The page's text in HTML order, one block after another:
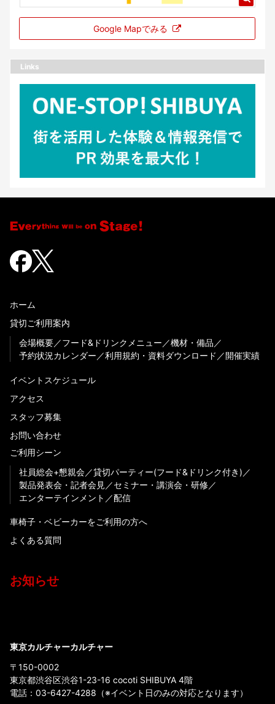
Google Mapでみる
Links
ホーム
貸切ご利用案内
会場概要
フード&ドリンクメニュー
機材・備品
予約状況カレンダー
利用規約・資料ダウンロード 開催実績
イベントスケジュール
アクセス
スタッフ募集
お問い合わせ
ご利用シーン
社員総会+懇親会
貸切パーティー(フード&ドリンク付き)
製品発表会・記者会見
セミナー・講演会・研修
エンターテインメント
配信
車椅子・ベビーカーをご利用の方へ
よくある質問
お知らせ
東京カルチャーカルチャー
〒150-0002
東京都渋谷区渋谷1-23-16 cocoti SHIBUYA 4階
電話： 03-6427-4288 （※イベント日のみの対応となります）